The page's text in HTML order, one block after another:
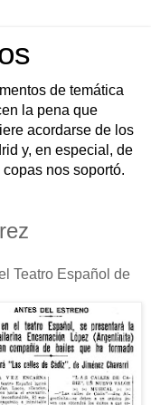
de temática
la pena que
acordarse de los
y, en especial, de
nos soportó.
Teatro Español de